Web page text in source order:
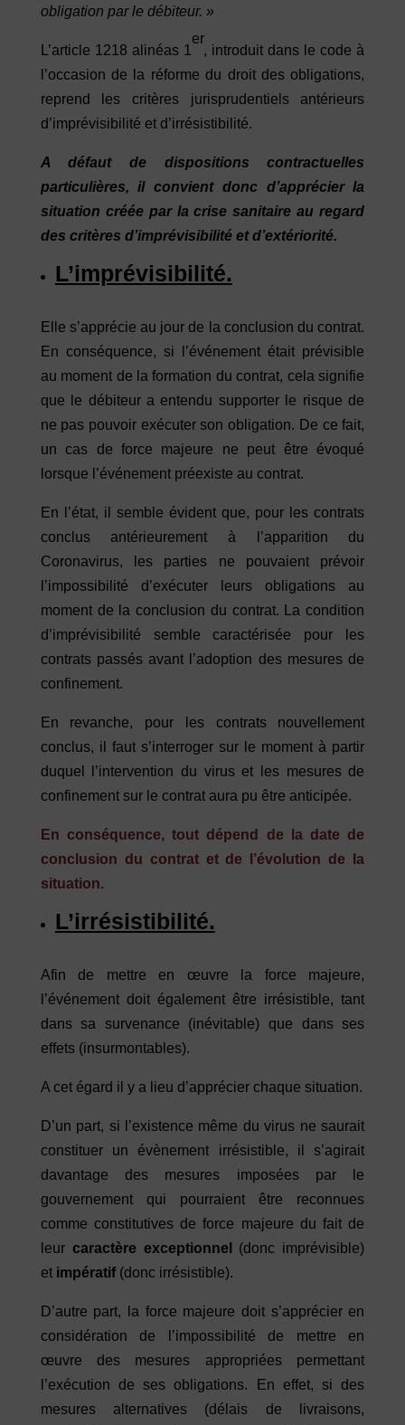
obligation par le débiteur. »
L’article 1218 alinéas 1
er
, introduit dans le code à
l’occasion de la réforme du droit des obligations,
reprend les critères jurisprudentiels antérieurs
d’imprévisibilité et d’irrésistibilité.
A défaut de dispositions contractuelles
particulières, il convient donc d’apprécier la
situation créée par la crise sanitaire au regard
des critères d’imprévisibilité et d’extériorité.
L’imprévisibilité.
Elle s’apprécie au jour de la conclusion du contrat.
En conséquence, si l’événement était prévisible
au moment de la formation du contrat, cela signifie
que le débiteur a entendu supporter le risque de
ne pas pouvoir exécuter son obligation. De ce fait,
un cas de force majeure ne peut être évoqué
lorsque l’événement préexiste au contrat.
En l’état, il semble évident que, pour les contrats
conclus antérieurement à l’apparition du
Coronavirus, les parties ne pouvaient prévoir
l’impossibilité d’exécuter leurs obligations au
moment de la conclusion du contrat. La condition
d’imprévisibilité semble caractérisée pour les
contrats passés avant l’adoption des mesures de
confinement.
En revanche, pour les contrats nouvellement
conclus, il faut s’interroger sur le moment à partir
duquel l’intervention du virus et les mesures de
confinement sur le contrat aura pu être anticipée.
En conséquence, tout dépend de la date de
conclusion du contrat et de l’évolution de la
situation.
L’irrésistibilité.
Afin de mettre en œuvre la force majeure,
l’événement doit également être irrésistible, tant
dans sa survenance (inévitable) que dans ses
effets (insurmontables).
A cet égard il y a lieu d’apprécier chaque situation.
D’un part, si l’existence même du virus ne saurait
constituer un évènement irrésistible, il s’agirait
davantage des mesures imposées par le
gouvernement qui pourraient être reconnues
comme constitutives de force majeure du fait de
leur caractère exceptionnel
(donc imprévisible)
et impératif(donc irrésistible).
D’autre part, la force majeure doit s’apprécier en
considération de l’impossibilité de mettre en
œuvre des mesures appropriées permettant
l’exécution de ses obligations. En effet, si des
mesures alternatives (délais de livraisons,